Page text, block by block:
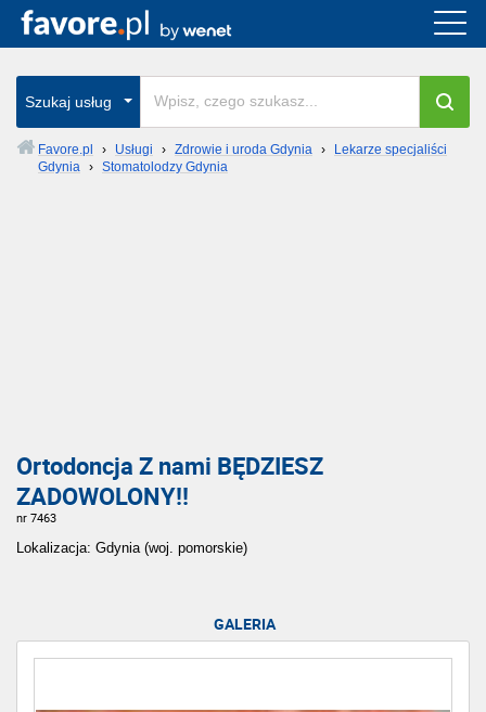
Szukaj usług
Favore.pl › Usługi › Zdrowie i uroda Gdynia ›
Lekarze specjaliści
Gdynia › Stomatolodzy Gdynia
Ortodoncja Z nami BĘDZIESZ
ZADOWOLONY!!
nr 7463
Lokalizacja: Gdynia (woj. pomorskie)
GALERIA